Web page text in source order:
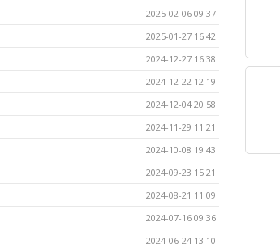
2025-02-06 09:37
2025-01-27 16:42
2024-12-27 16:38
2024-12-22 12:19
2024-12-04 20:58
2024-11-29 11:21
2024-10-08 19:43
2024-09-23 15:21
2024-08-21 11:09
2024-07-16 09:36
2024-06-24 13:10